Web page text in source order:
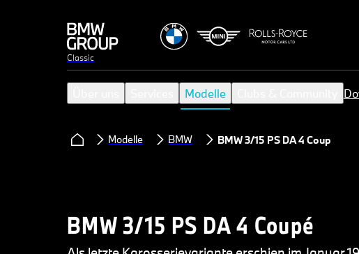
Classic
Modelle
Modelle BMW BMW 3/15 PS DA 4 Coupé
BMW 3/15 PS DA 4 Coupé